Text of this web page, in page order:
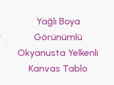
Yağlı Boya
Görünümlü
Okyanusta Yelkenli
Kanvas Tablo